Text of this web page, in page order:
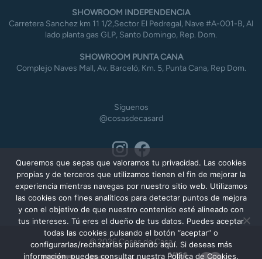
SHOWROOM INDEPENDENCIA
Carretera Sanchez km 11 1/2,Sector El Pedregal, Nave #A-001-B, Al
lado planta gas GLP, Santo Domingo, Rep. Dom.
SHOWROOM PUNTA CANA
Complejo Naves Mall, Av. Barceló, Km. 5, Punta Cana, Rep Dom.
Síguenos
@cosasdecasard
© 2026 Cosas de Casa
Queremos que sepas que valoramos tu privacidad. Las cookies
propias y de terceros que utilizamos tienen el fin de mejorar la
experiencia mientras navegas por nuestro sitio web. Utilizamos
las cookies con fines analíticos para detectar puntos de mejora
y con el objetivo de que nuestro contenido esté alineado con
tus intereses. Tú eres el dueño de tus datos. Puedes aceptar
todas las cookies pulsando el botón “aceptar” o
configurarlas/rechazarlas pulsando aquí. Si deseas más
información, puedes consultar nuestra Política de Cookies.